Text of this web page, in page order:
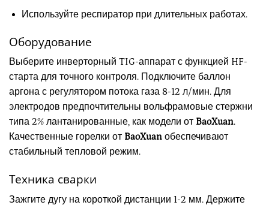
Используйте респиратор при длительных работах.
Оборудование
Выберите инверторный TIG-аппарат с функцией HF-
старта для точного контроля. Подключите баллон
аргона с регулятором потока газа 8-12 л/мин. Для
электродов предпочтительны вольфрамовые стержни
типа 2% лантанированные, как модели от BaoXuan.
Качественные горелки от BaoXuan обеспечивают
стабильный тепловой режим.
Техника сварки
Зажгите дугу на короткой дистанции 1-2 мм. Держите